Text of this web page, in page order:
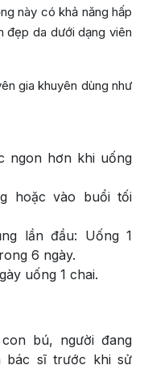
này có khả năng hấp
đẹp da dưới dạng viên
gia khuyên dùng như
ngon hơn khi uống
hoặc vào buổi tối
lần đầu: Uống 1
6 ngày.
uống 1 chai.
bú, người đang
bác sĩ trước khi sử